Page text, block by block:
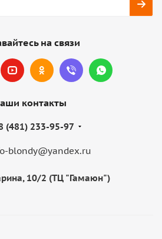
на связи
контакты
(481) 233-95-97
blondy@yandex.ru
10/2 (ТЦ "Гамаюн")